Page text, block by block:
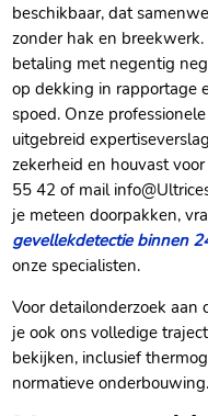
beschikbaar, dat
zonder hak en
betaling met negentig
op dekking in rapportage
spoed.​ Onze
uitgebreid
zekerheid en houvast
55 42 of mail
je meteen doorpakken,
gevellekdetectie binnen
onze specialisten.​
Voor detailonderzoek
je ook ons volledige
bekijken, inclusief
normatieve onderbouwing.​